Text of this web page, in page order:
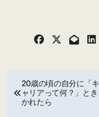
20歳の頃の自分に「キ
ャリアって何？」とき
かれたら